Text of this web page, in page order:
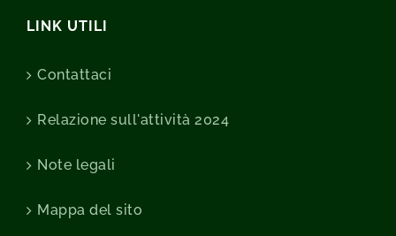
LINK UTILI
Contattaci
Relazione sull'attività 2024
Note legali
Mappa del sito